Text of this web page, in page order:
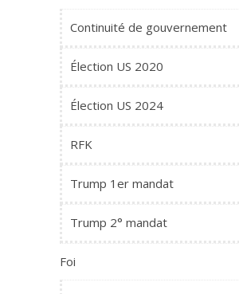
Continuité de gouvernement
Élection US 2020
Élection US 2024
RFK
Trump 1er mandat
Trump 2° mandat
Foi